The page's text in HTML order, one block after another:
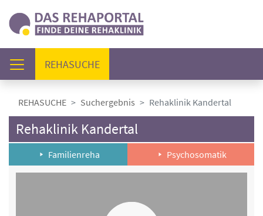
REHASUCHE(AKTUELL)
REHASUCHE Suchergebnis Rehaklinik Kandertal
Rehaklinik Kandertal
Familienreha Psychosomatik